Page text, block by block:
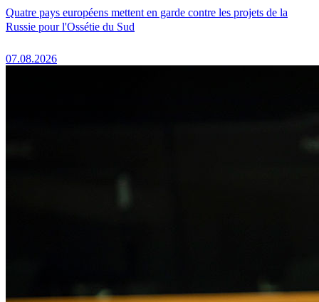
Quatre pays européens mettent en garde contre les projets de la
Russie pour l'Ossétie du Sud
07.08.2026